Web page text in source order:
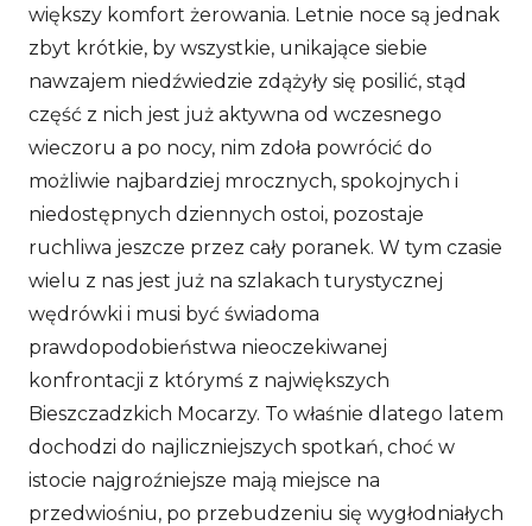
większy komfort żerowania. Letnie noce są jednak
zbyt krótkie, by wszystkie, unikające siebie
nawzajem niedźwiedzie zdążyły się posilić, stąd
część z nich jest już aktywna od wczesnego
wieczoru a po nocy, nim zdoła powrócić do
możliwie najbardziej mrocznych, spokojnych i
niedostępnych dziennych ostoi, pozostaje
ruchliwa jeszcze przez cały poranek. W tym czasie
wielu z nas jest już na szlakach turystycznej
wędrówki i musi być świadoma
prawdopodobieństwa nieoczekiwanej
konfrontacji z którymś z największych
Bieszczadzkich Mocarzy. To właśnie dlatego latem
dochodzi do najliczniejszych spotkań, choć w
istocie najgroźniejsze mają miejsce na
przedwiośniu, po przebudzeniu się wygłodniałych